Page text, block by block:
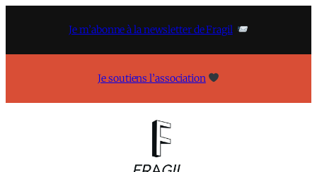
Je m’abonne à la newsletter de Fragil
Je soutiens l’association